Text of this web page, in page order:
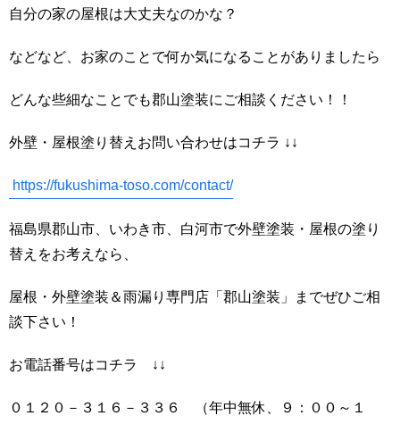
自分の家の屋根は大丈夫なのかな？
などなど、お家のことで何か気になることがありましたら
どんな些細なことでも郡山塗装にご相談ください！！
外壁・屋根塗り替えお問い合わせはコチラ ↓↓
https://fukushima-toso.com/contact/
福島県郡山市、いわき市、白河市で外壁塗装・屋根の塗り
替えをお考えなら、
屋根・外壁塗装＆雨漏り専門店「郡山塗装」までぜひご相
談下さい！
お電話番号はコチラ ↓↓
０１２０－３１６－３３６ （年中無休、９：００～１